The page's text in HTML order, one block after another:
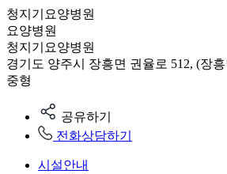
청지기요양병원
요양병원
청지기요양병원
경기도 양주시 장흥면 권율로 512, (장
중형
공유하기
전화상담하기
시설안내